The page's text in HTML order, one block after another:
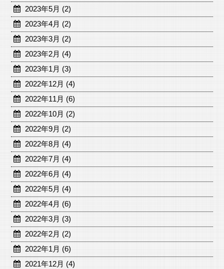
2023年5月 (2)
2023年4月 (2)
2023年3月 (2)
2023年2月 (4)
2023年1月 (3)
2022年12月 (4)
2022年11月 (6)
2022年10月 (2)
2022年9月 (2)
2022年8月 (4)
2022年7月 (4)
2022年6月 (4)
2022年5月 (4)
2022年4月 (6)
2022年3月 (3)
2022年2月 (2)
2022年1月 (6)
2021年12月 (4)